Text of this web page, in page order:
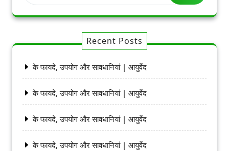
Recent Posts
के फायदे, उपयोग और सावधानियां | आयुर्वेद
के फायदे, उपयोग और सावधानियां | आयुर्वेद
के फायदे, उपयोग और सावधानियां | आयुर्वेद
के फायदे, उपयोग और सावधानियां | आयुर्वेद